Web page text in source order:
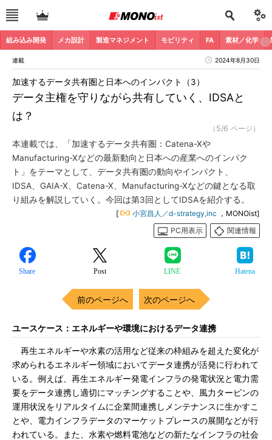
組み込み開発 メカ設計 製造マネジメント モビリティ FA 素材／化学
連載 2024年8月30日
データ主権を守りながら共有していく、IDSAと
は？
加速するデータ共有圏と日本へのインパクト（3）
（5/6 ページ）
本連載では、「加速するデータ共有圏：Catena-Xや
Manufacturing-Xなどの最新動向と日本への産業へのインパク
ト」をテーマとして、データ共有圏の動向やインパクト、
IDSA、GAIA-X、Catena-X、Manufacturing-Xなどの鍵となる取
り組みを解説していく。今回は第3回としてIDSAを紹介する。
[ 小宮昌人／d-strategy,inc ，MONOist]
PC用表示
関連情報
Share Post LINE Hatena
前のページへ 次のページへ
ユースケース：エネルギーや環境におけるデータ連携
再生エネルギーや水素の活用など従来の枠組みを超えた変化が
求められるエネルギー領域においてデータ連携が活発に行われて
いる。例えば、再生エネルギー発電インフラの発電状況と電力需
要をデータ連携し適切にマッチングすることや、風力タービンの
運用状況をリアルタイムに企業間連携しメンテナンスに生かすこ
とや、電力インフラデータのマーケットプレースの展開などが行
われている。また、水素や燃料電池などの新たなインフラの社会